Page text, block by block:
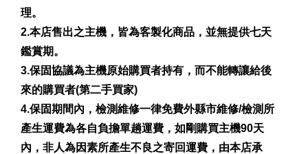
理。
2.本店售出之主機，皆為客製化商品，並無提供七天
鑑賞期。
3.保固協議為主機原始購買者持有，而不能轉讓給後
來的購買者(第二手買家)
4.保固期間內，檢測維修一律免費外縣市維修/檢測所
產生運費為各自負擔單趟運費，如剛購買主機90天
內，非人為因素所產生不良之寄回運費，由本店承